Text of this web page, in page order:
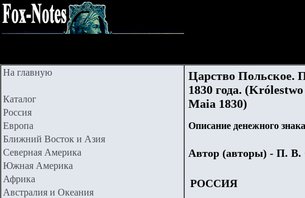
На главную
Каталог
Россия
Европа
Ближний Восток и Азия
Северная Америка
Южная Америка
Африка
Австралия и Океания
Царство Польское.
1830 года.
Maia 1830)
Описание денежного знака
Автор (авторы) - П. В.
РОССИЯ